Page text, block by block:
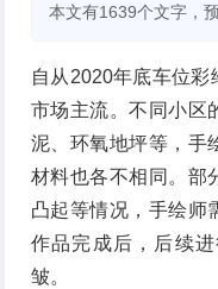
本文有1639个文字，
自从2020年底车位
市场主流。不同小区
泥、环氧地坪等，手
材料也各不相同。部
凸起等情况，手绘师
作品完成后，后续
皱。